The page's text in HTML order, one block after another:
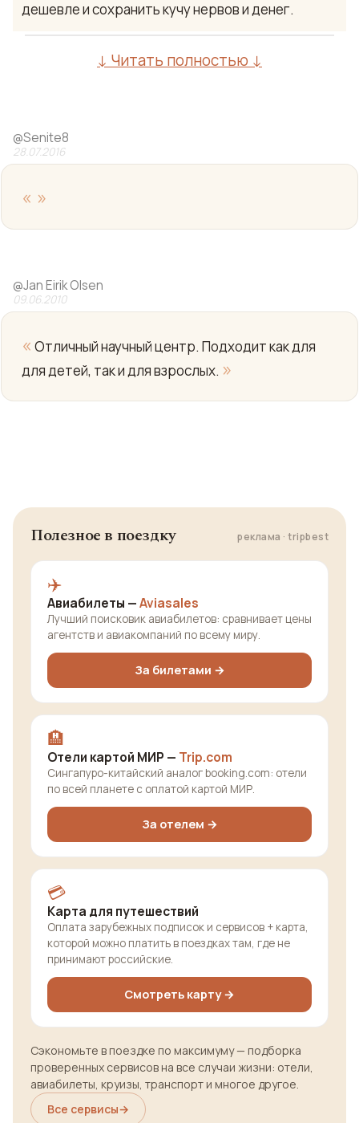
дешевле и сохранить кучу нервов и денег.
↓ Читать полностью ↓
@Senite8
28.07.2016
« »
@Jan Eirik Olsen
09.06.2010
« Отличный научный центр. Подходит как для
для детей, так и для взрослых. »
Полезное в поездку реклама · tripbest
✈️
Авиабилеты —Aviasales
Лучший поисковик авиабилетов: сравнивает цены
агентств и авиакомпаний по всему миру.
За билетами →
🏨
Отели картой МИР — Trip.com
Сингапуро-китайский аналог booking.com: отели
по всей планете с оплатой картой МИР.
За отелем →
💳
Карта для путешествий
Оплата зарубежных подписок и сервисов + карта,
которой можно платить в поездках там, где не
принимают российские.
Смотреть карту →
Сэкономьте в поездке по максимуму — подборка
проверенных сервисов на все случаи жизни: отели,
авиабилеты, круизы, транспорт и многое другое.
Все сервисы→